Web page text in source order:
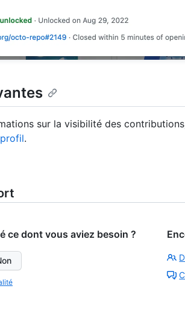
sur la visibilité des
.
ce dont vous aviez besoin ?